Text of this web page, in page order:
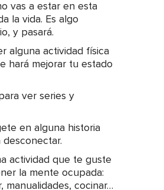
vas a estar en esta
la vida. Es algo
y pasará.
alguna actividad física
hará mejorar tu estado
ver series y
en alguna historia
actividad que te guste
la mente ocupada:
manualidades, cocinar…